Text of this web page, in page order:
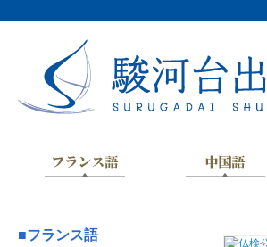
■フランス語